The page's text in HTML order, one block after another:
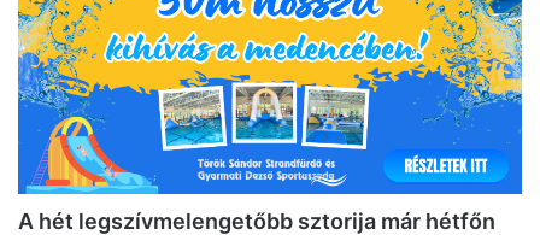
A hét legszívmelengetőbb sztorija már hétfőn